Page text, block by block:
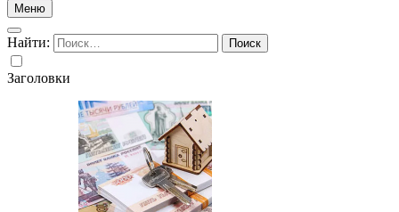
Меню
Найти:
Заголовки